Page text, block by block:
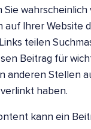
Sie wahrscheinlich
auf Ihrer Website
teilen
Beitrag für
anderen Stellen
haben.
kann ein